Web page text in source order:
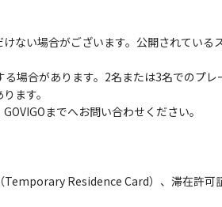
ない場合がございます。公開されている
場合があります。2名または3名でのプレ
ます。
までへお問い合わせください。
Temporary Residence Card）、滞在許可